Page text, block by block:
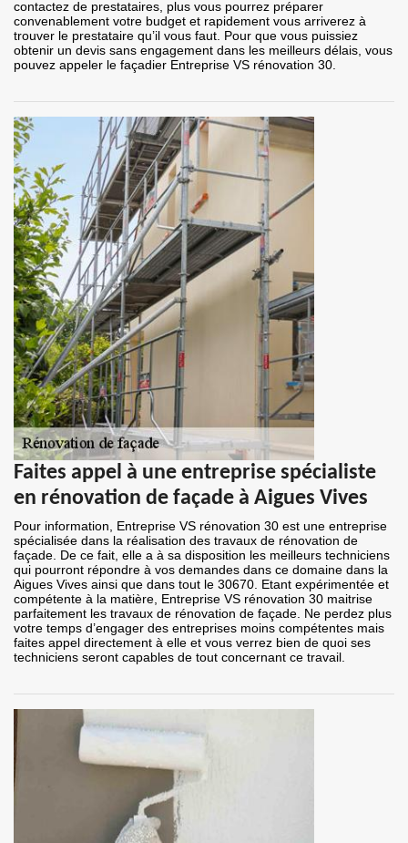
contactez de prestataires, plus vous pourrez préparer
convenablement votre budget et rapidement vous arriverez à
trouver le prestataire qu’il vous faut. Pour que vous puissiez
obtenir un devis sans engagement dans les meilleurs délais, vous
pouvez appeler le façadier Entreprise VS rénovation 30.
Faites appel à une entreprise spécialiste
en rénovation de façade à Aigues Vives
Pour information, Entreprise VS rénovation 30 est une entreprise
spécialisée dans la réalisation des travaux de rénovation de
façade. De ce fait, elle a à sa disposition les meilleurs techniciens
qui pourront répondre à vos demandes dans ce domaine dans la
Aigues Vives ainsi que dans tout le 30670. Etant expérimentée et
compétente à la matière, Entreprise VS rénovation 30 maitrise
parfaitement les travaux de rénovation de façade. Ne perdez plus
votre temps d’engager des entreprises moins compétentes mais
faites appel directement à elle et vous verrez bien de quoi ses
techniciens seront capables de tout concernant ce travail.